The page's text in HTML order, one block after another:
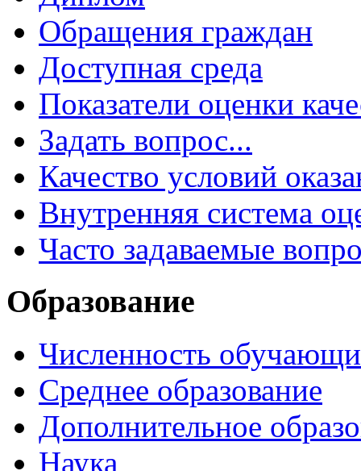
Обращения граждан
Доступная среда
Показатели оценки
Задать вопрос...
Качество условий
Внутренняя система
Часто задаваемые
Образование
Численность
Среднее образование
Дополнительное
Наука